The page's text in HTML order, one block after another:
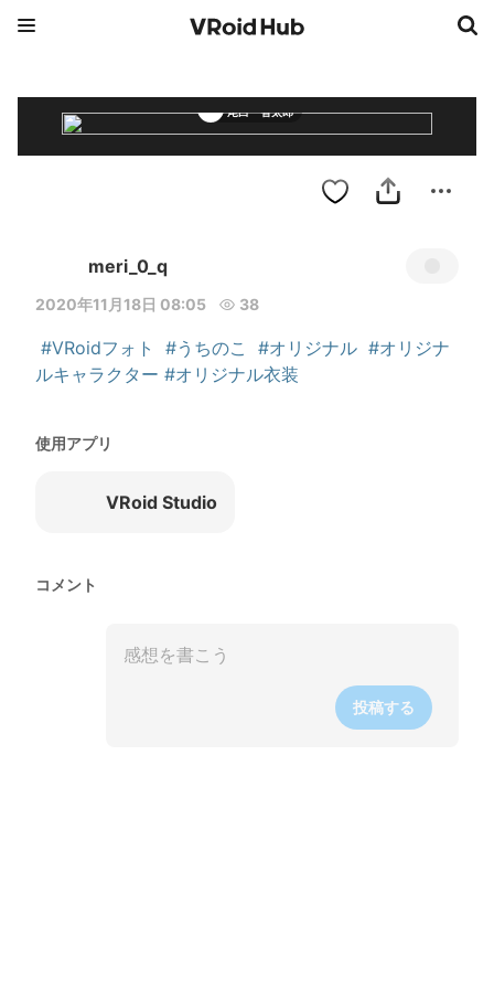
尾白 智太郎
meri_0_q
2020年11月18日 08:05 38
#VRoidフォト #うちのこ #オリジナル #オリジナ
ルキャラクター #オリジナル衣装
使用アプリ
VRoid Studio
コメント
投稿する